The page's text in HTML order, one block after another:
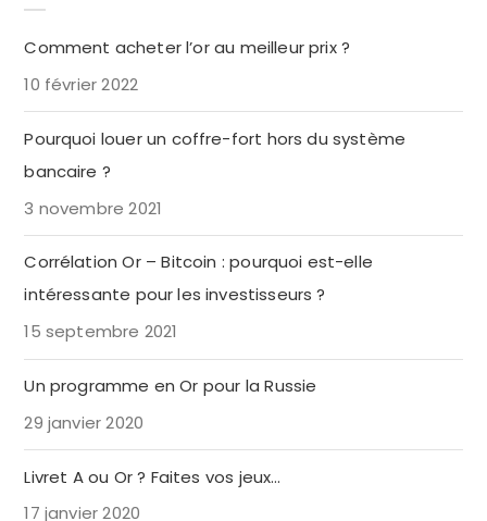
Comment acheter l’or au meilleur prix ?
10 février 2022
Pourquoi louer un coffre-fort hors du système
bancaire ?
3 novembre 2021
Corrélation Or – Bitcoin : pourquoi est-elle
intéressante pour les investisseurs ?
15 septembre 2021
Un programme en Or pour la Russie
29 janvier 2020
Livret A ou Or ? Faites vos jeux…
17 janvier 2020